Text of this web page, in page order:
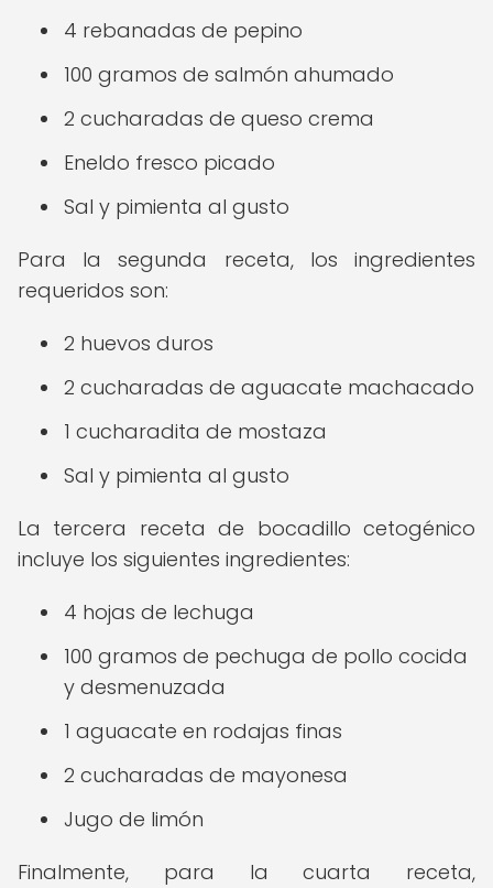
4 rebanadas de pepino
100 gramos de salmón ahumado
2 cucharadas de queso crema
Eneldo fresco picado
Sal y pimienta al gusto
Para la segunda receta, los ingredientes
requeridos son:
2 huevos duros
2 cucharadas de aguacate machacado
1 cucharadita de mostaza
Sal y pimienta al gusto
La tercera receta de bocadillo cetogénico
incluye los siguientes ingredientes:
4 hojas de lechuga
100 gramos de pechuga de pollo cocida
y desmenuzada
1 aguacate en rodajas finas
2 cucharadas de mayonesa
Jugo de limón
Finalmente, para la cuarta receta,